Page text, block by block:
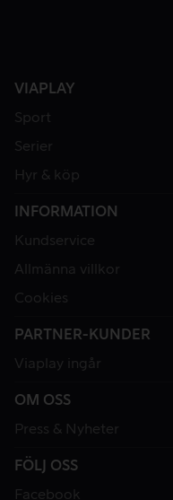
VIAPLAY
Sport
Serier
Hyr & köp
INFORMATION
Kundservice
Allmänna villkor
Cookies
PARTNER-KUNDER
Viaplay ingår
OM OSS
Press & Nyheter
FÖLJ OSS
Facebook